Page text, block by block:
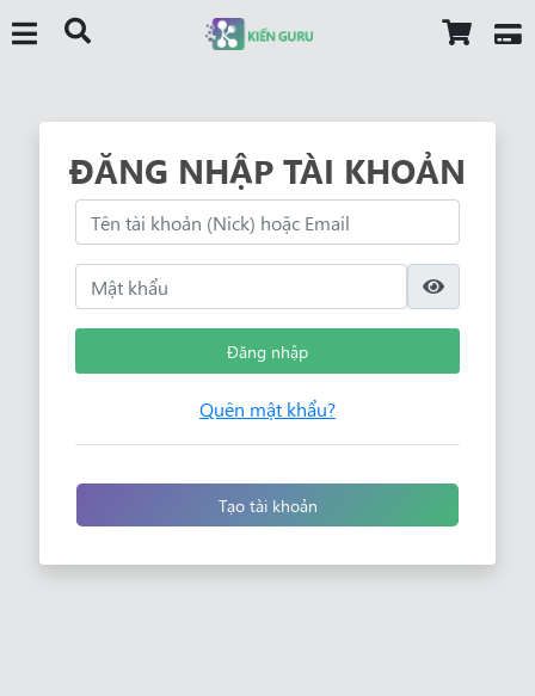
ĐĂNG NHẬP TÀI KHOẢN
Đăng nhập
Quên mật khẩu?
Tạo tài khoản